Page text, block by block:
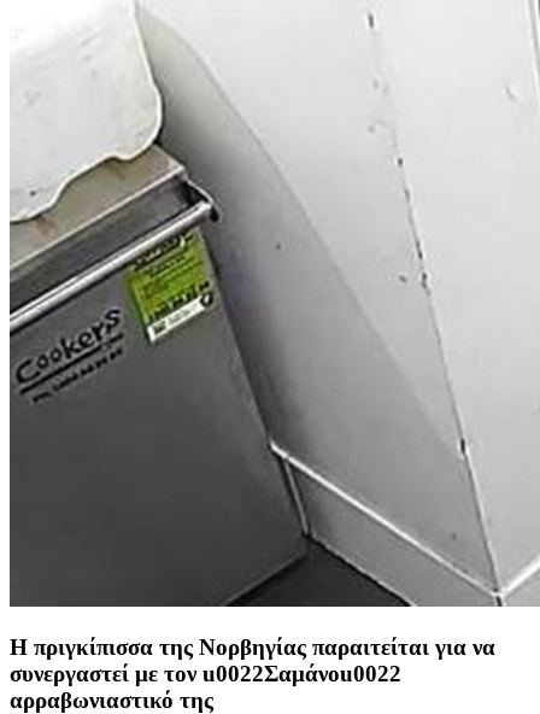
Η πριγκίπισσα της Νορβηγίας παραιτείται για να
συνεργαστεί με τον u0022Σαμάνοu0022
αρραβωνιαστικό της